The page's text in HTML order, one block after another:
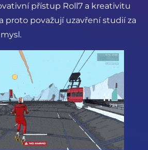
přístup Roll7 a kreativitu
proto považují uzavření studií za